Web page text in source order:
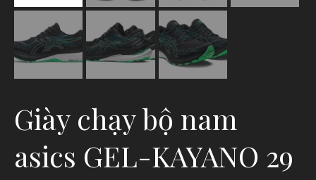
Giày chạy bộ nam
asics GEL-KAYANO 29